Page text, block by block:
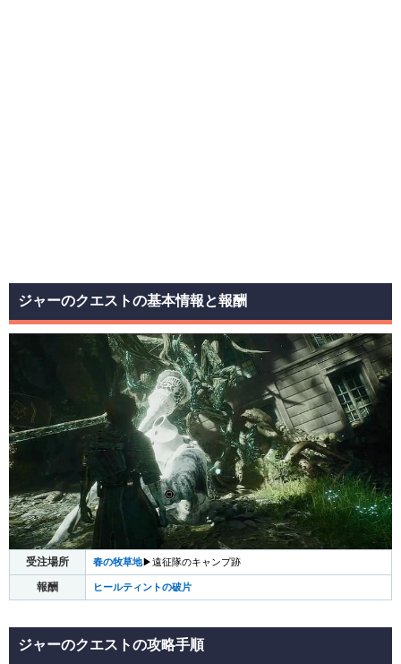
ジャーのクエストの基本情報と報酬
受注場所 春の牧草地▶︎遠征隊のキャンプ跡
報酬 ヒールティントの破片
ジャーのクエストの攻略手順